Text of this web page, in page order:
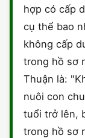
THUẾ VÀ KẾ
CÔNG BỐ
GIẤY PHÉP
CHỨNG
hợp có cấp
cụ thể bao
không cấp
trong hồ sơ
Thuận là:
nuôi con
tuổi trở lên,
trong hồ sơ